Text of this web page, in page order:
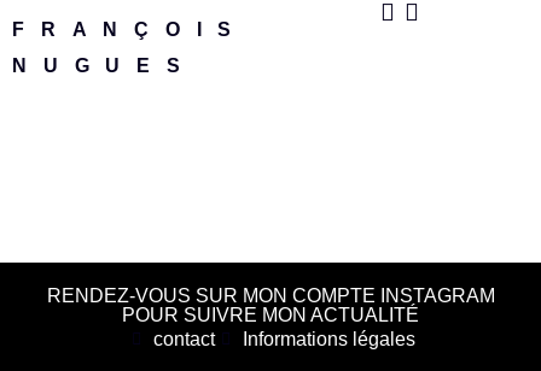
FRANÇOIS
NUGUES
RENDEZ-VOUS SUR MON COMPTE INSTAGRAM
POUR SUIVRE MON ACTUALITÉ
contact
Informations légales